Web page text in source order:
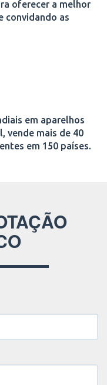
oferecer a melhor
convidando as
em aparelhos
vende mais de 40
em 150 países.